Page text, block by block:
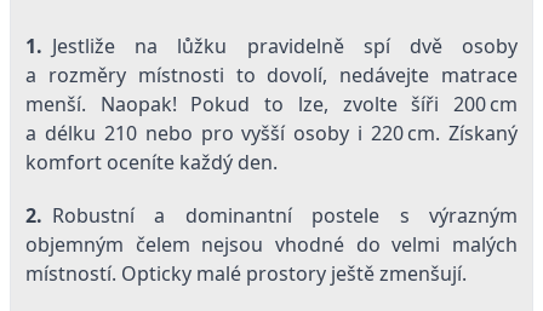
1. Jestliže na lůžku pravidelně spí dvě osoby
a rozměry místnosti to dovolí, nedávejte matrace
menší. Naopak! Pokud to lze, zvolte šíři 200 cm
a délku 210 nebo pro vyšší osoby i 220 cm. Získaný
komfort oceníte každý den.
2. Robustní a dominantní postele s výrazným
objemným čelem nejsou vhodné do velmi malých
místností. Opticky malé prostory ještě zmenšují.